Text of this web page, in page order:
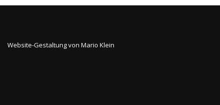
Website-Gestaltung von Mario Klein